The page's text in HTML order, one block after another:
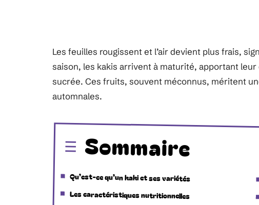
Les feuilles rougissent et l’air devient plus frais,
saison, les kakis arrivent à maturité, apportant
sucrée. Ces fruits, souvent méconnus, méritent
automnales.
Sommaire
Qu’est-ce qu’un kaki et ses variétés
Les caractéristiques nutritionnelles